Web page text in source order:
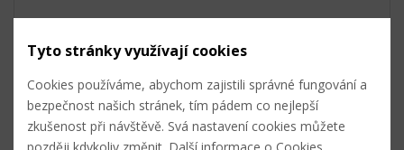
Tyto stránky využívají cookies
Cookies používáme, abychom zajistili správné fungování a
bezpečnost našich stránek, tím pádem co nejlepší
zkušenost při návštěvě. Svá nastavení cookies můžete